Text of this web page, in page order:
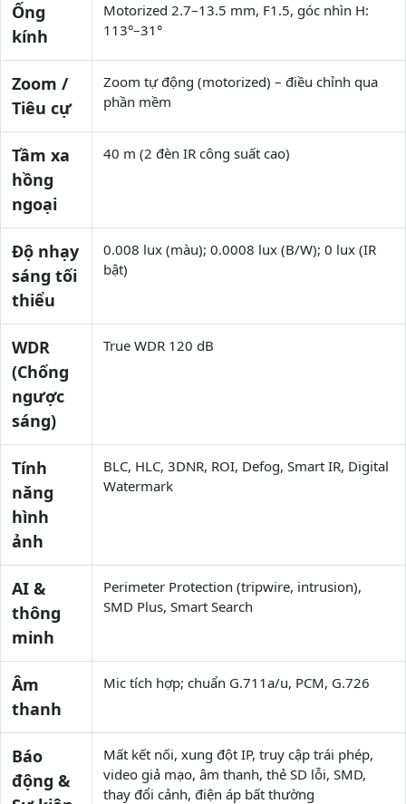
Ống
kính
Motorized 2.7–13.5 mm, F1.5, góc nhìn H:
113°–31°
Zoom /
Tiêu cự
Zoom tự động (motorized) – điều chỉnh qua
phần mềm
Tầm xa
hồng
ngoại
40 m (2 đèn IR công suất cao)
Độ nhạy
sáng tối
thiểu
0.008 lux (màu); 0.0008 lux (B/W); 0 lux (IR
bật)
WDR
(Chống
ngược
sáng)
True WDR 120 dB
Tính
năng
hình
ảnh
BLC, HLC, 3DNR, ROI, Defog, Smart IR, Digital
Watermark
AI &
thông
minh
Perimeter Protection (tripwire, intrusion),
SMD Plus, Smart Search
Âm
thanh
Mic tích hợp; chuẩn G.711a/u, PCM, G.726
Báo
động &
Mất kết nối, xung đột IP, truy cập trái phép,
video giả mạo, âm thanh, thẻ SD lỗi, SMD,
thay đổi cảnh, điện áp bất thường